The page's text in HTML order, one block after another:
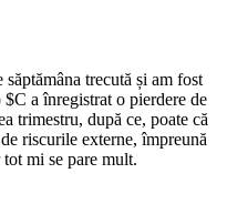
trecută și am fost
$C a înregistrat o pierdere de
trimestru, după ce, poate că
riscurile externe, împreună
mi se pare mult.